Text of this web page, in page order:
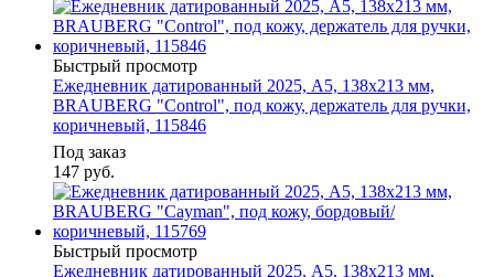
Быстрый просмотр
Ежедневник датированный 2025, А5, 138x213 мм,
BRAUBERG "Control", под кожу, держатель для ручки,
коричневый, 115846
Под заказ
147 руб.
Быстрый просмотр
Ежедневник датированный 2025, А5, 138x213 мм,